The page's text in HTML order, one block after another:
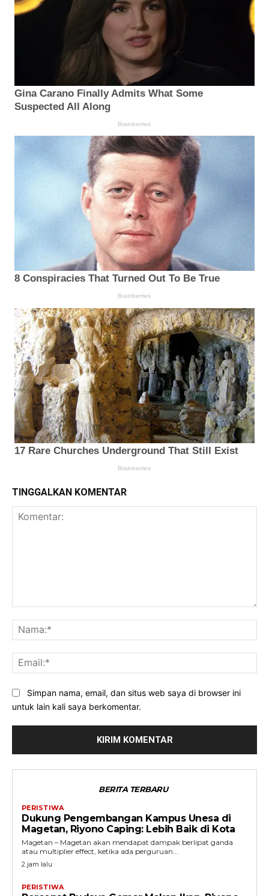
TINGGALKAN KOMENTAR
Simpan nama, email, dan situs web saya di browser ini
untuk lain kali saya berkomentar.
BERITA TERBARU
PERISTIWA
Dukung Pengembangan Kampus Unesa di
Magetan, Riyono Caping: Lebih Baik di Kota
Magetan – Magetan akan mendapat dampak berlipat ganda
atau multiplier effect, ketika ada perguruan...
2 jam lalu
PERISTIWA